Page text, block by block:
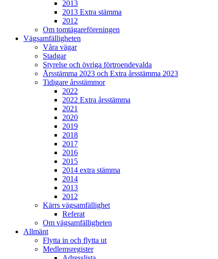
2013
2013 Extra stämma
2012
Om tomtägareföreningen
Vägsamfälligheten
Våra vägar
Stadgar
Styrelse och övriga förtroendevalda
Årsstämma 2023 och Extra årsstämma 2023
Tidigare årsstämmor
2022
2022 Extra årsstämma
2021
2020
2019
2018
2017
2016
2015
2014 extra stämma
2014
2013
2012
Kärrs vägsamfällighet
Referat
Om vägsamfälligheten
Allmänt
Flytta in och flytta ut
Medlemsregister